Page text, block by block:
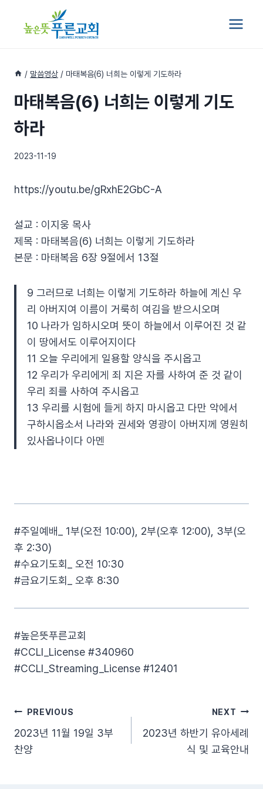
/ 말씀영상 / 마태복음(6) 너희는 이렇게 기도하라
마태복음(6) 너희는 이렇게 기도
하라
2023-11-19
https://youtu.be/gRxhE2GbC-A
설교 : 이지웅 목사
제목 : 마태복음(6) 너희는 이렇게 기도하라
본문 : 마태복음 6장 9절에서 13절
9 그러므로 너희는 이렇게 기도하라 하늘에 계신 우
리 아버지여 이름이 거룩히 여김을 받으시오며
10 나라가 임하시오며 뜻이 하늘에서 이루어진 것 같
이 땅에서도 이루어지이다
11 오늘 우리에게 일용할 양식을 주시옵고
12 우리가 우리에게 죄 지은 자를 사하여 준 것 같이
우리 죄를 사하여 주시옵고
13 우리를 시험에 들게 하지 마시옵고 다만 악에서
구하시옵소서 나라와 권세와 영광이 아버지께 영원히
있사옵나이다 아멘
#주일예배_ 1부(오전 10:00), 2부(오후 12:00), 3부(오
후 2:30)
#수요기도회_ 오전 10:30
#금요기도회_ 오후 8:30
#높은뜻푸른교회​
#CCLI_License​ #340960​
#CCLI_Streaming_License​ #12401
글
탐
PREVIOUS
2023년 11월 19일 3부
찬양
NEXT
2023년 하반기 유아세례
식 및 교육안내